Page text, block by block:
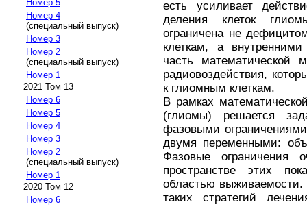
Номер 5
Номер 4
(специальный выпуск)
Номер 3
Номер 2
(специальный выпуск)
Номер 1
2021 Том 13
Номер 6
Номер 5
Номер 4
Номер 3
Номер 2
(специальный выпуск)
Номер 1
2020 Том 12
Номер 6
есть усиливает
деления клеток
ограничена не
клеткам, а
часть математической
радиовоздействия,
к глиомным клеткам.
В рамках
(глиомы) решается
фазовыми
двумя переменными:
Фазовые ограничения
пространстве этих
областью выживаемости.
таких стратегий